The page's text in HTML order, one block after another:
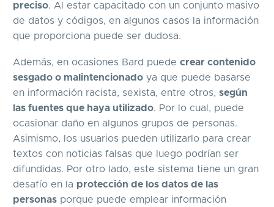
preciso. Al estar capacitado con un conjunto masivo
de datos y códigos, en algunos casos la información
que proporciona puede ser dudosa.
Además, en ocasiones Bard puede crear contenido
sesgado o malintencionado ya que puede basarse
en información racista, sexista, entre otros, según
las fuentes que haya utilizado. Por lo cual, puede
ocasionar daño en algunos grupos de personas.
Asimismo, los usuarios pueden utilizarlo para crear
textos con noticias falsas que luego podrían ser
difundidas. Por otro lado, este sistema tiene un gran
desafío en la protección de los datos de las
personas porque puede emplear información